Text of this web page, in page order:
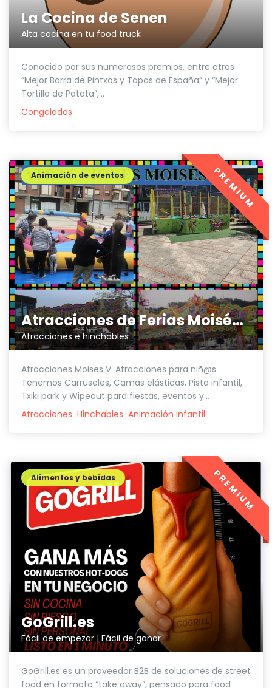
La Cocina de Senen
Alta cocina en tu food truck
Conocido por sus numerosos premios, entre otros
“Mejor Barra de Pintxos y Tapas de España” y “Mejor
Tortilla de Patata”,...
Congelados
Atracciones de Ferias Moisés V
Atracciones e hinchables
Animación de eventos
Atracciones Moises V. Atracciones para niñ@s.
Tenemos Carruseles, Camas elásticas, Pista infantil,
Txiki park y Wipeout para fiestas, eventos y...
Atracciones Hinchables Animación infantil
PREMIUM
GoGrill.es
Fácil de empezar | Fácil de ganar
Alimentos y bebidas
GoGrill.es es un proveedor B2B de soluciones de street
food en formato “take away”, pensado para food
PREMIUM